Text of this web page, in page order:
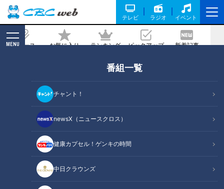
テレビ ラジオ イベント
ニュース お気に入り ランキング ピックアップ 新着記事
MENU
番組一覧
チャント！
newsX（ニュースクロス）
健康カプセル！ゲンキの時間
中日クラウンズ
のあさくま」の新ブランド「カレーのあ
さくま」が登場！コスパ最強の人気うな
ぎ店も
2025/08/14 17:42
2025年8月9日放送